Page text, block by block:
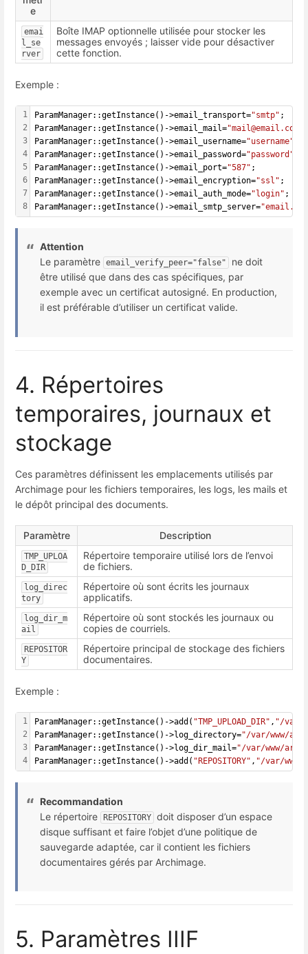
e
emai
l_se
rver
Boîte IMAP optionnelle utilisée pour stocker les
messages envoyés ; laisser vide pour désactiver
cette fonction.
Exemple :
1
2
3
4
5
6
7
8
ParamManager::getInstance()->email_transport="smtp" ;
ParamManager::getInstance()->email_mail="mail@email.com"
ParamManager::getInstance()->email_username="username"
ParamManager::getInstance()->email_password="password"
ParamManager::getInstance()->email_port="587" ;
ParamManager::getInstance()->email_encryption="ssl" ;
ParamManager::getInstance()->email_auth_mode="login" ;
ParamManager::getInstance()->email_smtp_server=
Attention
Le paramètre email_verify_peer="false"
ne doit
être utilisé que dans des cas spécifiques, par
exemple avec un certificat autosigné. En production,
il est préférable d’utiliser un certificat valide.
4. Répertoires
temporaires, journaux et
stockage
Ces paramètres définissent les emplacements utilisés par
Archimage pour les fichiers temporaires, les logs, les mails et
le dépôt principal des documents.
Paramètre Description
TMP_UPLOA
D_DIR
Répertoire temporaire utilisé lors de l’envoi
de fichiers.
log_direc
tory
Répertoire où sont écrits les journaux
applicatifs.
log_dir_m
ail
Répertoire où sont stockés les journaux ou
copies de courriels.
REPOSITOR
Y
Répertoire principal de stockage des fichiers
documentaires.
Exemple :
1
2
3
4
ParamManager::getInstance()->add( "TMP_UPLOAD_DIR" , "/var/
ParamManager::getInstance()->log_directory="/var/www/
ParamManager::getInstance()->log_dir_mail="/var/www/
ParamManager::getInstance()->add( "REPOSITORY" , "/var/
Recommandation
Le répertoire REPOSITORY doit disposer d’un espace
disque suffisant et faire l’objet d’une politique de
sauvegarde adaptée, car il contient les fichiers
documentaires gérés par Archimage.
5. Paramètres IIIF